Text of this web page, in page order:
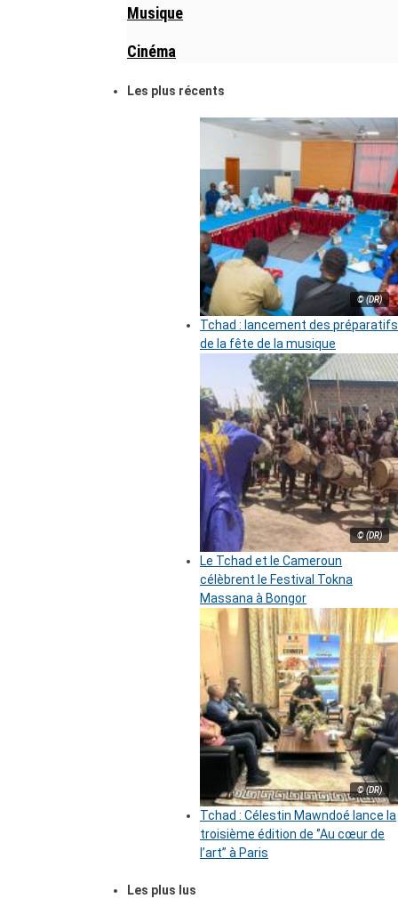
Musique
Cinéma
Les plus récents
© (DR)
Tchad : lancement des préparatifs
de la fête de la musique
© (DR)
Le Tchad et le Cameroun
célèbrent le Festival Tokna
Massana à Bongor
© (DR)
Tchad : Célestin Mawndoé lance la
troisième édition de ‘’Au cœur de
l’art’’ à Paris
Les plus lus